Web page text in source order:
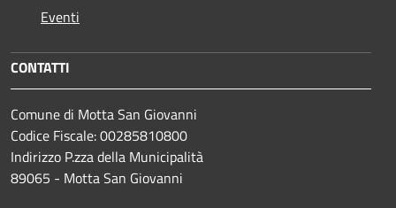
Eventi
CONTATTI
Comune di Motta San Giovanni
Codice Fiscale: 00285810800
Indirizzo P.zza della Municipalità
89065 - Motta San Giovanni